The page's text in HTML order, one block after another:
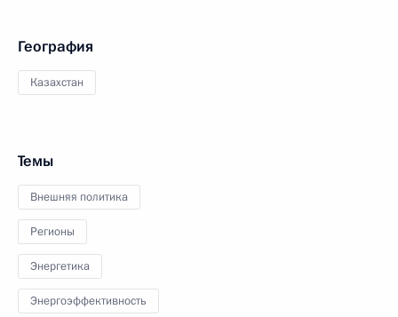
География
Казахстан
Темы
Внешняя политика
Регионы
Энергетика
Энергоэффективность